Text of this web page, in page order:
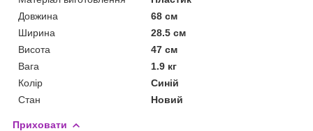
Довжина
68 см
Ширина
28.5 см
Висота
47 см
Вага
1.9 кг
Колір
Синій
Стан
Новий
Приховати